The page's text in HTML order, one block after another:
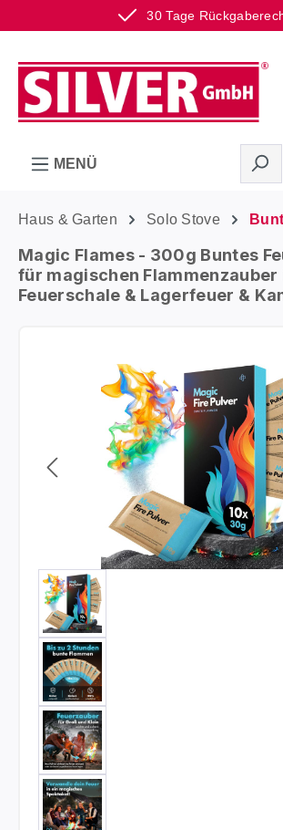
30 Tage
Zum Hauptinhalt springen
MENÜ
Haus & Garten Solo Stove
Magic Flames - 300g Buntes
für magischen Flammenzauber
Feuerschale & Lagerfeuer &
Bildergalerie überspringen